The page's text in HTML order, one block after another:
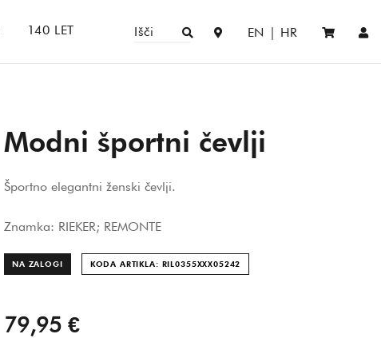
Išči EN | HR
140 LET
Modni športni čevlji
Športno elegantni ženski čevlji.
Znamka: RIEKER; REMONTE
NA ZALOGI KODA ARTIKLA: RIL0355XXX05242
79,95 €